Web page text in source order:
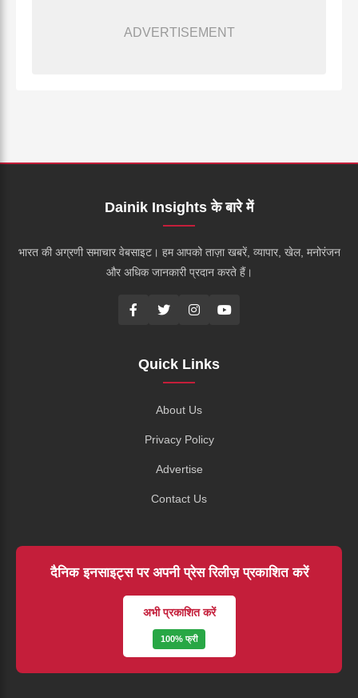
ADVERTISEMENT
Dainik Insights के बारे में
भारत की अग्रणी समाचार वेबसाइट। हम आपको ताज़ा खबरें, व्यापार, खेल, मनोरंजन
और अधिक जानकारी प्रदान करते हैं।
Quick Links
About Us
Privacy Policy
Advertise
Contact Us
दैनिक इनसाइट्स पर अपनी प्रेस रिलीज़ प्रकाशित करें
अभी प्रकाशित करें
100% फ्री